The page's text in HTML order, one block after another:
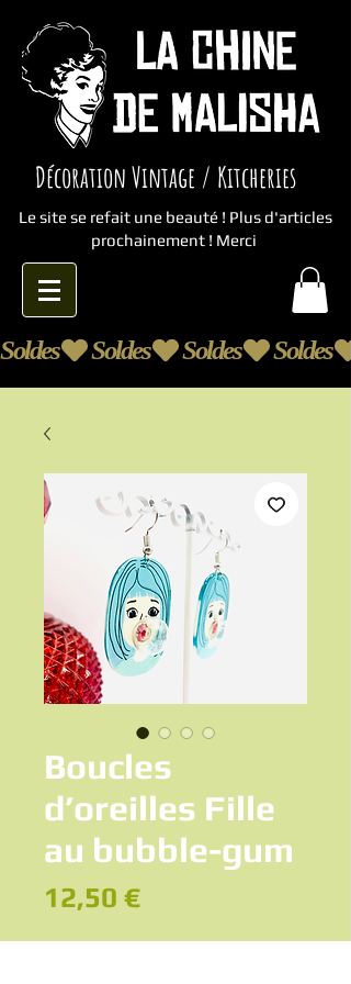
Décoration Vintage / Kitcheries
Le site se refait une beauté ! Plus d'articles
prochainement ! Merci
Soldes
Boucles
d’oreilles Fille
au bubble-gum
12,50 €Prix